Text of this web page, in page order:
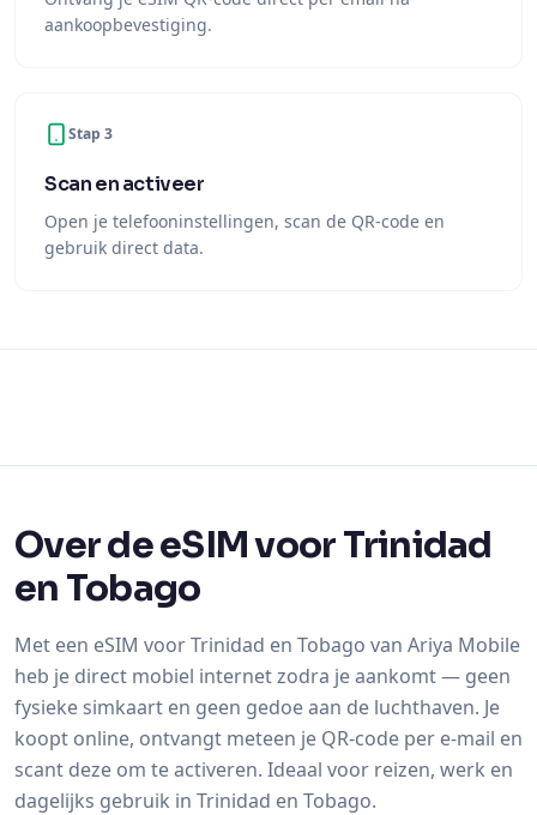
aankoopbevestiging.
Stap 3
Scan en activeer
Open je telefooninstellingen, scan de QR-code en
gebruik direct data.
Over de eSIM voor Trinidad
en Tobago
Met een eSIM voor Trinidad en Tobago van Ariya Mobile
heb je direct mobiel internet zodra je aankomt — geen
fysieke simkaart en geen gedoe aan de luchthaven. Je
koopt online, ontvangt meteen je QR-code per e-mail en
scant deze om te activeren. Ideaal voor reizen, werk en
dagelijks gebruik in Trinidad en Tobago.